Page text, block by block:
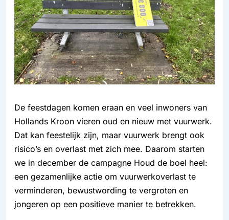
De feestdagen komen eraan en veel inwoners van
Hollands Kroon vieren oud en nieuw met vuurwerk.
Dat kan feestelijk zijn, maar vuurwerk brengt ook
risico’s en overlast met zich mee. Daarom starten
we in december de campagne Houd de boel heel:
een gezamenlijke actie om vuurwerkoverlast te
verminderen, bewustwording te vergroten en
jongeren op een positieve manier te betrekken.